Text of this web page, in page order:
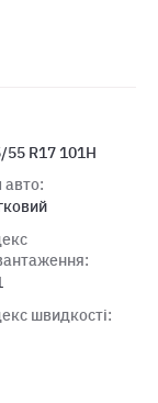
55 R17 101H
авто:
швидкості: